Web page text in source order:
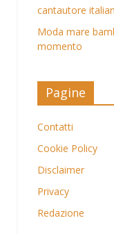
cantautore
Moda mare
momento
Pagine
Contatti
Cookie Policy
Disclaimer
Privacy
Redazione